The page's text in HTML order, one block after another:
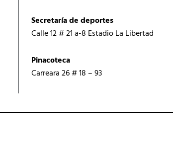
Secretaría de deportes
Calle 12 # 21 a-8 Estadio La Libertad
Pinacoteca
Carreara 26 # 18 – 93